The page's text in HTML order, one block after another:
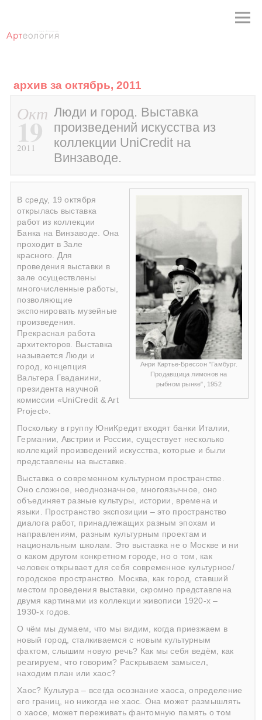
архив за октябрь, 2011
Окт
19
2011
Люди и город. Выставка
произведений искусства из
коллекции UniCredit на
Винзаводе.
Анри Картье-Брессон "Гамбург.
Продавщица лимонов на
рыбном рынке", 1952
В среду, 19 октября
открылась выставка
работ из коллекции
Банка на Винзаводе. Она
проходит в Зале
красного. Для
проведения выставки в
зале осуществлены
многочисленные работы,
позволяющие
экспонировать музейные
произведения.
Прекрасная работа
архитекторов. Выставка
называется Люди и
город, концепция
Вальтера Гваданини,
президента научной
комиссии «UniCredit & Art
Project».
Поскольку в группу ЮниКредит входят банки Италии,
Германии, Австрии и России, существует несколько
коллекций произведений искусства, которые и были
представлены на выставке.
Выставка о современном культурном пространстве.
Оно сложное, неоднозначное, многоязычное, оно
объединяет разные культуры, истории, времена и
языки. Пространство экспозиции – это пространство
диалога работ, принадлежащих разным эпохам и
направлениям, разным культурным проектам и
национальным школам. Это выставка не о Москве и ни
о каком другом конкретном городе, но о том, как
человек открывает для себя современное культурное/
городское пространство. Москва, как город, ставший
местом проведения выставки, скромно представлена
двумя картинами из коллекции живописи 1920-х –
1930-х годов.
О чём мы думаем, что мы видим, когда приезжаем в
новый город, сталкиваемся с новым культурным
фактом, слышим новую речь? Как мы себя ведём, как
реагируем, что говорим? Раскрываем замысел,
находим план или хаос?
Хаос? Культура – всегда осознание хаоса, определение
его границ, но никогда не хаос. Она может размышлять
о хаосе, может переживать фантомную память о том